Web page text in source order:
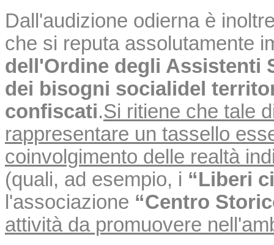
Dall'audizione odierna è
che si reputa assolutamente
dell'Ordine degli Assistenti
dei bisogni socialidel
confiscati.Si ritiene che tale
rappresentare un tassello
coinvolgimento delle realtà
(quali, ad esempio, i “Liberi
l'associazione “Centro
attività da promuovere